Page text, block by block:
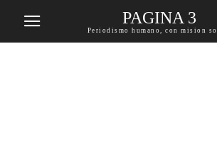
PAGINA 3
Periodismo humano, con mision